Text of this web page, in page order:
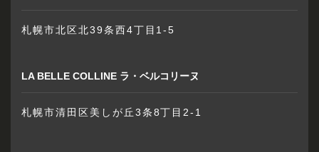
札幌市北区北39条西4丁目1-5
LA BELLE COLLINE ラ・ベルコリーヌ
札幌市清田区美しが丘3条8丁目2-1